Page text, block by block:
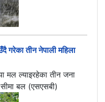
गरेका तीन नेपाली महिला
मल ल्याइरहेका तीन जना
बल (एसएसबी)